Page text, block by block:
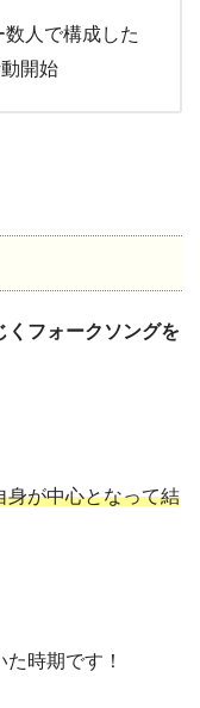
人で構成した
開始
くフォークソングを
身が中心となって結
時期です！